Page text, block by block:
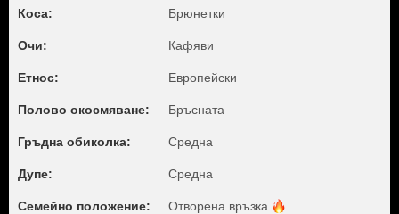
Коса: Брюнетки
Очи: Кафяви
Етнос: Европейски
Полово окосмяване: Бръсната
Гръдна обиколка: Среднa
Дупе: Среднa
Семейно положение: Отворена връзка